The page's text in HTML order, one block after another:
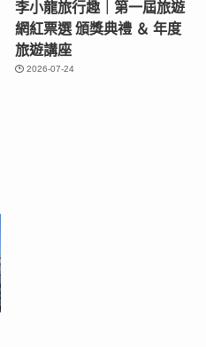
李小龍旅行趣｜第一屆旅遊
網紅票選 頒獎典禮 ＆ 年度
旅遊講座
2026-07-24